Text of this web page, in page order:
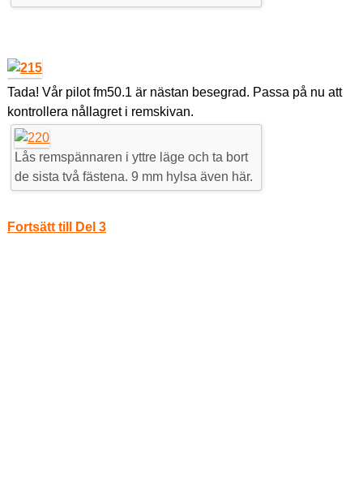
Tada! Vår pilot fm50.1 är nästan besegrad. Passa på nu att
kontrollera nållagret i remskivan.
Lås remspännaren i yttre läge och ta bort
de sista två fästena. 9 mm hylsa även här.
Fortsätt till Del 3